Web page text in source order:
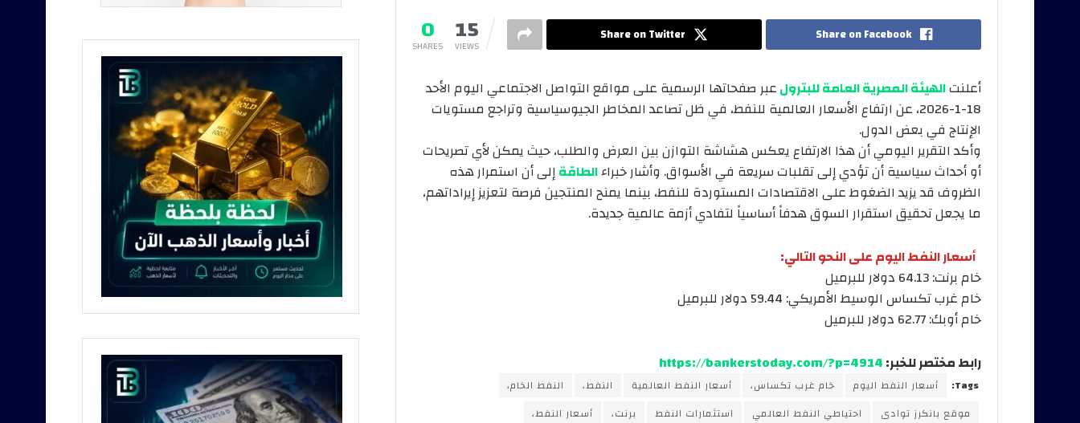
0
SHARES 15
VIEWS
Share on Facebook
Share on Twitter
أعلنتالهيئة المصرية العامة للبترولعبر صفحاتها الرسمية على مواقع التواصل الاجتماعي اليوم الأحد
18-1-2026، عن ارتفاع الأسعار العالمية للنفط، في ظل تصاعد المخاطر الجيوسياسية وتراجع مستويات
الإنتاج في بعض الدول.
وأكد التقرير اليومي أن هذا الارتفاع يعكس هشاشة التوازن بين العرض والطلب، حيث يمكن لأي تصريحات
أو أحداث سياسية أن تؤدي إلى تقلبات سريعة في الأسواق. وأشار خبراءالطاقةإلى أن استمرار هذه
الظروف قد يزيد الضغوط على الاقتصادات المستوردة للنفط، بينما يمنح المنتجين فرصة لتعزيز إيراداتهم،
ما يجعل تحقيق استقرار السوق هدفاً أساسياً لتفادي أزمة عالمية جديدة.
أسعار النفط اليوم على النحو التالي:
خام برنت: 64.13 دولار للبرميل
خام غرب تكساس الوسيط الأمريكي: 59.44 دولار للبرميل
خام أوبك: 62.77 دولار للبرميل
رابط مختصر للخبر:https://bankerstoday.com/?p=4914
Tags: أسعار النفط اليوم خام غرب تكساس، أسعار النفط العالمية النفط،
النفط الخام،
موقع بانكرز توادى
احتياطي النفط العالمي استثمارات النفط برنت،
أسعار النفط،